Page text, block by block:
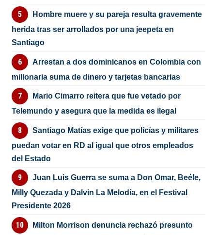
Hombre muere y su pareja resulta gravemente
herida tras ser arrollados por una jeepeta en
Santiago
Arrestan a dos dominicanos en Colombia con
millonaria suma de dinero y tarjetas bancarias
Mario Cimarro reitera que fue vetado por
Telemundo y asegura que la medida es ilegal
Santiago Matías exige que policías y militares
puedan votar en RD al igual que otros empleados
del Estado
Juan Luis Guerra se suma a Don Omar, Beéle,
Milly Quezada y Dalvin La Melodía, en el Festival
Presidente 2026
Milton Morrison denuncia rechazó presunto